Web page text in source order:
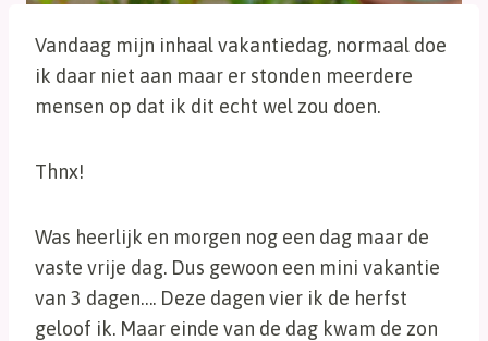
Vandaag mijn inhaal vakantiedag, normaal doe
ik daar niet aan maar er stonden meerdere
mensen op dat ik dit echt wel zou doen.
Thnx!
Was heerlijk en morgen nog een dag maar de
vaste vrije dag. Dus gewoon een mini vakantie
van 3 dagen…. Deze dagen vier ik de herfst
geloof ik. Maar einde van de dag kwam de zon